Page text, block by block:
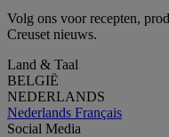
Volg ons voor recepten,
Creuset nieuws.
Land & Taal
BELGIË
NEDERLANDS
Nederlands Français
Social Media